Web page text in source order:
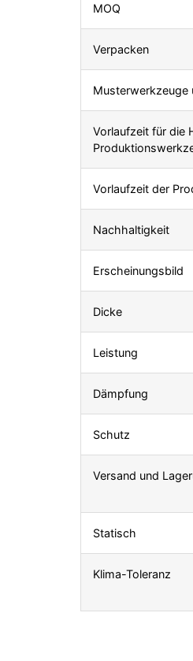
MOQ
Verpacken
Musterwerkzeuge
Vorlaufzeit für die
Vorlaufzeit der
Nachhaltigkeit
Erscheinungsbild
Dicke
Leistung
Dämpfung
Schutz
Versand und
Statisch
Klima-Toleranz